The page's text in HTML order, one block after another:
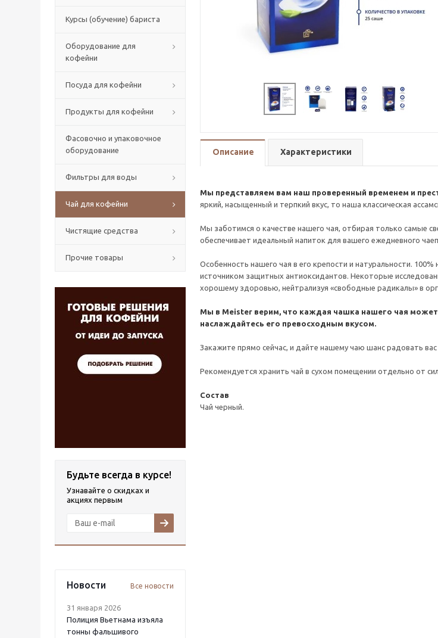
Курсы (обучение) бариста
Оборудование для
кофейни
Посуда для кофейни
Продукты для кофейни
Фасовочно и упаковочное
оборудование
Фильтры для воды
Чай для кофейни
Чистящие средства
Прочие товары
Будьте всегда в курсе!
Узнавайте о скидках и
акциях первым
Новости Все новости
31 января 2026
Полиция Вьетнама изъяла
тонны фальшивого
Описание Характеристики
Мы представляем вам наш проверенный временем и
яркий, насыщенный и терпкий вкус, то наша классическая
Мы заботимся о качестве нашего чая, отбирая только самые
обеспечивает идеальный напиток для вашего ежедневного
Особенность нашего чая в его крепости и натуральности.
источником защитных антиоксидантов. Некоторые
хорошему здоровью, нейтрализуя «свободные радикалы» в
Мы в Meister верим, что каждая чашка нашего чая может
наслаждайтесь его превосходным вкусом.
Закажите прямо сейчас, и дайте нашему чаю шанс радовать
Рекомендуется хранить чай в сухом помещении отдельно от
Состав
Чай черный.